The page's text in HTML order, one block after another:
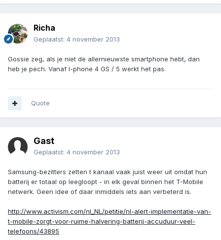
Richa
Geplaatst: 4 november 2013
Gossie zeg, als je niet de allernieuwste smartphone hebt, dan
heb je pech. Vanaf I-phone 4 GS / 5 werkt het pas.
Quote
Gast
Geplaatst: 4 november 2013
Samsung-bezitters zetten t kanaal vaak juist weer uit omdat hun
batterij er totaal op leegloopt - in elk geval binnen het T-Mobile
netwerk. Geen idee of daar inmiddels iets aan verbeterd is.
http://www.activism.com/nl_NL/petitie/nl-alert-implementatie-van-
t-mobile-zorgt-voor-ruime-halvering-batterij-accuduur-veel-
telefoons/43895